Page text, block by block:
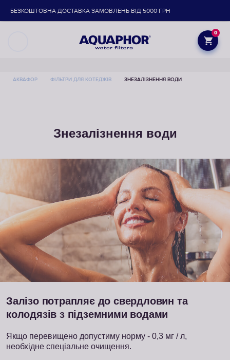
0
БЕЗКОШТОВНА ДОСТАВКА ЗАМОВЛЕНЬ ВІД 5000 ГРН
АКВАФОР ФІЛЬТРИ ДЛЯ КОТЕДЖІВ ЗНЕЗАЛІЗНЕННЯ ВОДИ
Знезалізнення води
Залізо потрапляє до свердловин та
колодязів з підземними водами
Якщо перевищено допустиму норму - 0,3 мг / л,
необхідне спеціальне очищення.